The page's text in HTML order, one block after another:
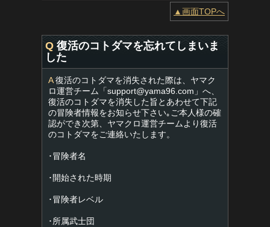
▲画面TOPへ
Q 復活のコトダマを忘れてしまいま
した
A復活のコトダマを消失された際は、ヤマク
ロ運営チーム「support@yama96.com 」へ、
復活のコトダマを消失した旨とあわせて下記
の冒険者情報をお知らせ下さい｡ご本人様の確
認ができ次第、ヤマクロ運営チームより復活
のコトダマをご連絡いたします。
･冒険者名
･開始された時期
･冒険者レベル
･所属武士団